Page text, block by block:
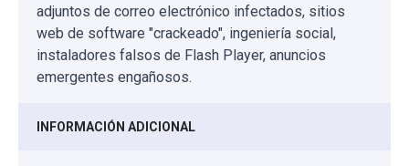
adjuntos de correo electrónico infectados, sitios
web de software "crackeado", ingeniería social,
instaladores falsos de Flash Player, anuncios
emergentes engañosos.
INFORMACIÓN ADICIONAL